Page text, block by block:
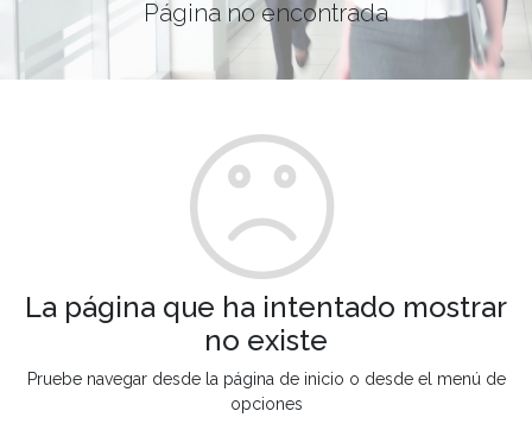
Página no encontrada
La página que ha intentado mostrar
no existe
Pruebe navegar desde la página de inicio o desde el menú de
opciones